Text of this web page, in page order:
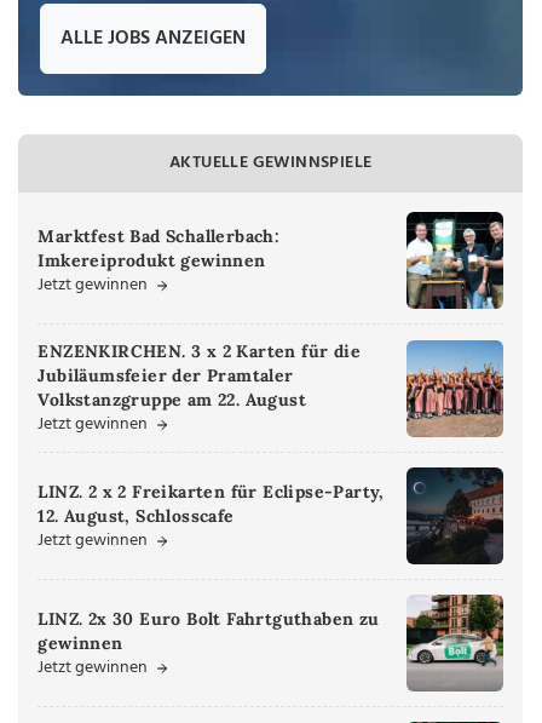
ALLE JOBS ANZEIGEN
AKTUELLE GEWINNSPIELE
Marktfest Bad Schallerbach:
Imkereiprodukt gewinnen
Jetzt gewinnen
ENZENKIRCHEN. 3 x 2 Karten für die
Jubiläumsfeier der Pramtaler
Volkstanzgruppe am 22. August
Jetzt gewinnen
LINZ. 2 x 2 Freikarten für Eclipse-Party,
12. August, Schlosscafe
Jetzt gewinnen
LINZ. 2x 30 Euro Bolt Fahrtguthaben zu
gewinnen
Jetzt gewinnen